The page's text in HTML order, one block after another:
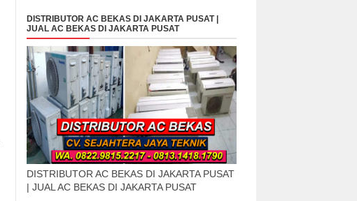
DISTRIBUTOR AC BEKAS DI JAKARTA PUSAT |
JUAL AC BEKAS DI JAKARTA PUSAT
DISTRIBUTOR AC BEKAS DI JAKARTA PUSAT
| JUAL AC BEKAS DI JAKARTA PUSAT